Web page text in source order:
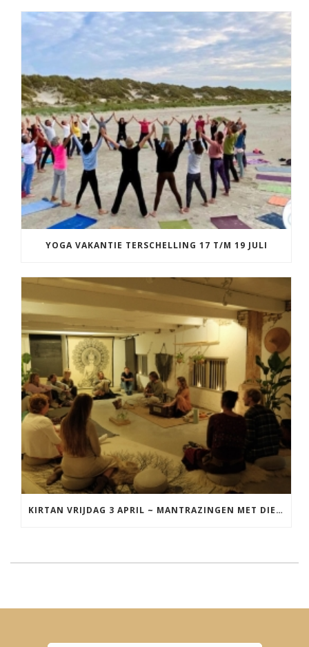
YOGA VAKANTIE TERSCHELLING 17 T/M 19 JULI
KIRTAN VRIJDAG 3 APRIL ~ MANTRAZINGEN MET DIEDERICK IN LEEUWARDEN